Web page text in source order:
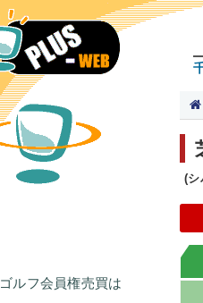
ゴルフ会員権売買は
(シ